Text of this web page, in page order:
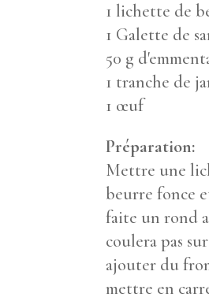
1 lichette de
1 Galette de
50 g
1 tranche de
1 œuf
Préparation:
Mettre une
beurre fonce
faite un rond
coulera pas
ajouter du
mettre en